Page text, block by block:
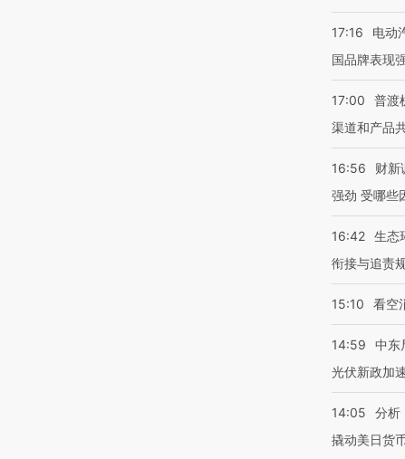
17:16
电动
国品牌表现
17:00
普渡
渠道和产品
16:56
财新
强劲 受哪些
16:42 生态
衔接与追责
15:10 看空
14:59
中东
光伏新政加
14:05
分析
撬动美日货